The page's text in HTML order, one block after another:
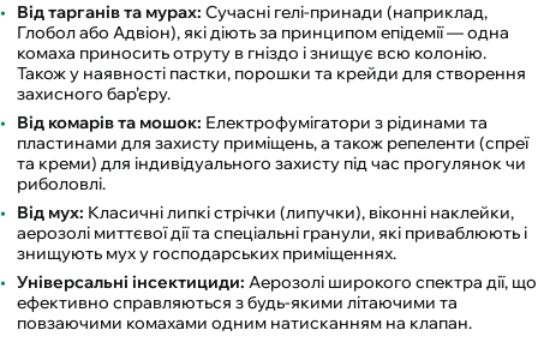
Від тарганів та мурах: Сучасні гелі-принади (наприклад,
Глобол або Адвіон), які діють за принципом епідемії — одна
комаха приносить отруту в гніздо і знищує всю колонію.
Також у наявності пастки, порошки та крейди для створення
захисного бар’єру.
Від комарів та мошок: Електрофумігатори з рідинами та
пластинами для захисту приміщень, а також репеленти (спреї
та креми) для індивідуального захисту під час прогулянок чи
риболовлі.
Від мух: Класичні липкі стрічки (липучки), віконні наклейки,
аерозолі миттєвої дії та спеціальні гранули, які приваблюють і
знищують мух у господарських приміщеннях.
Універсальні інсектициди: Аерозолі широкого спектра дії, що
ефективно справляються з будь-якими літаючими та
повзаючими комахами одним натисканням на клапан.